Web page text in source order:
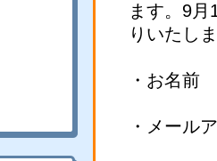
ます。9
りいたし
・お名前
・メール